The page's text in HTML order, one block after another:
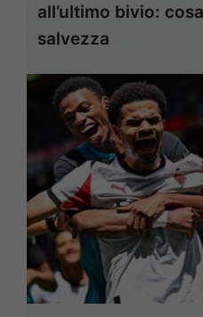
all’ultimo bivio:
salvezza